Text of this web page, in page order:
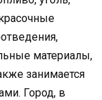
материалы,
занимается
Город, в